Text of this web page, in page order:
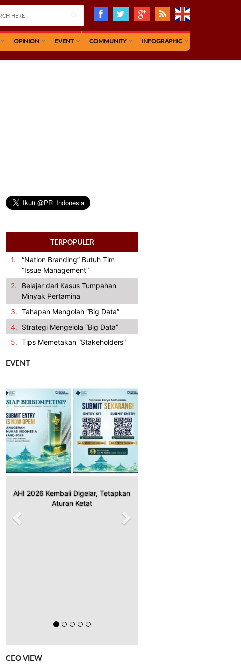
OPINION EVENT COMMUNITY INFOGRAPHIC
TERPOPULER
1.
“Nation Branding” Butuh Tim
“Issue Management”
2.
Belajar dari Kasus Tumpahan
Minyak Pertamina
3. Tahapan Mengolah “Big Data”
4.
Strategi Mengelola “Big Data”
5. Tips Memetakan “Stakeholders”
EVENT
AHI 2026 Kembali Digelar, Tetapkan
Aturan Ketat
Previous Next
CEO VIEW